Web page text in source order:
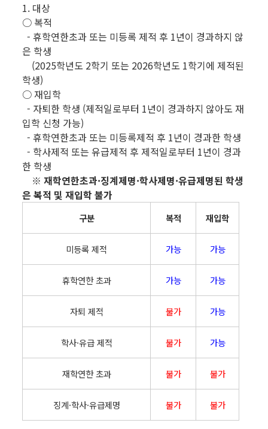
1. 대상
○ 복적
- 휴학연한초과 또는 미등록 제적 후 1년이 경과하지 않
은 학생
(2025학년도 2학기 또는 2026학년도 1학기에 제적된
학생)
○ 재입학
- 자퇴한 학생 (제적일로부터 1년이 경과하지 않아도 재
입학 신청 가능)
- 휴학연한초과 또는 미등록제적 후 1년이 경과한 학생
- 학사제적 또는 유급제적 후 제적일로부터 1년이 경과
한 학생
※ 재학연한초과·징계제명·학사제명·유급제명된 학생
은 복적 및 재입학 불가
구분 복적 재입학
미등록 제적 가능 가능
휴학연한 초과 가능 가능
자퇴 제적 불가 가능
학사·유급 제적 불가 가능
재학연한 초과 불가 불가
징계·학사·유급제명 불가 불가